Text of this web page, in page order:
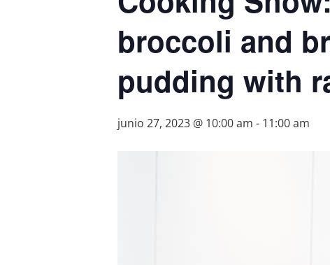
broccoli and
pudding with
junio 27, 2023 @ 10:00 am - 11:00 am